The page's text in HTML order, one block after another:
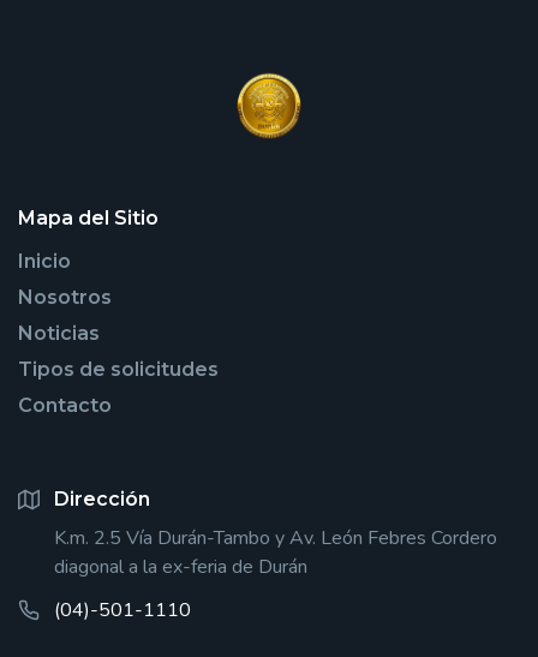
Mapa del Sitio
Inicio
Nosotros
Noticias
Tipos de solicitudes
Contacto
Dirección
K.m. 2.5 Vía Durán-Tambo y Av. León Febres Cordero
diagonal a la ex-feria de Durán
(04)-501-1110